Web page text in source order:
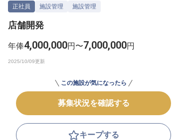
無料
正社員 施設管理 施設管理
店舗開発
年俸4,000,000円〜7,000,000円
この施設が気になったら
募集状況を確認する
キープする